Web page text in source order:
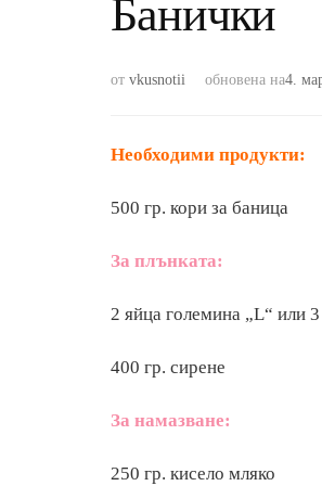
Банички
от vkusnotii обновена на4.
Необходими продукти:
500 гр. кори за баница
За плънката:
2 яйца големина „L“ или
400 гр. сирене
За намазване:
250 гр. кисело мляко